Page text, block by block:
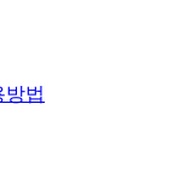
방법